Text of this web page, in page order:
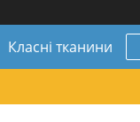
Класні тканини